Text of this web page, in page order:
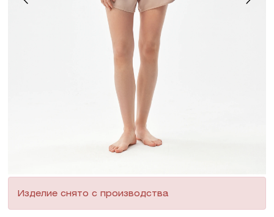
Изделие снято с производства